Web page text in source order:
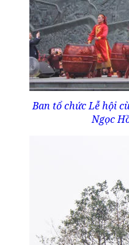
Ban tổ chức Lễ hội
Ngọc